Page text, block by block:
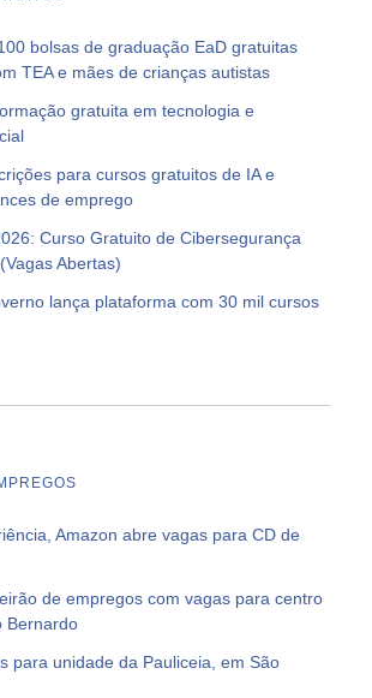
bolsas de graduação EaD gratuitas
TEA e mães de crianças autistas
gratuita em tecnologia e
para cursos gratuitos de IA e
de emprego
Curso Gratuito de Cibersegurança
Abertas)
lança plataforma com 30 mil cursos
Amazon abre vagas para CD de
de empregos com vagas para centro
Bernardo
para unidade da Pauliceia, em São